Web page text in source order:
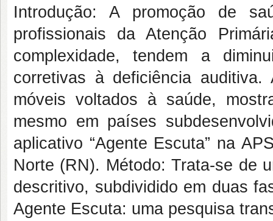
Introdução:A promoção de
profissionais da Atenção
complexidade, tendem a
corretivas à deficiência
móveis voltados à saúde,
mesmo em países
aplicativo “Agente Escuta” na
Norte (RN). Método:Trata-se de
descritivo, subdividido em duas
Agente Escuta: uma pesquisa